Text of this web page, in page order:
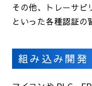
その他、トレーサビ
といった各種認証の
組み込み開発